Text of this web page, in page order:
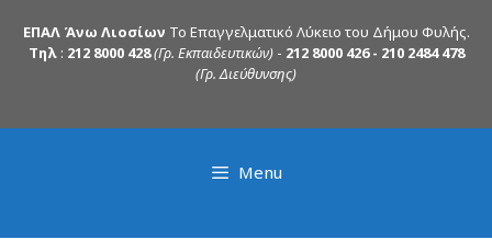
ΕΠΑΛ Άνω Λιοσίων Το Επαγγελματικό Λύκειο του Δήμου Φυλής.
Τηλ: 212 8000 428(Γρ. Εκπαιδευτικών)- 212 8000 426 - 210 2484 478
(Γρ. Διεύθυνσης)
Menu